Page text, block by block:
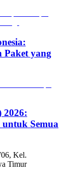
Paket yang
2026:
Semua
Kel.
Timur